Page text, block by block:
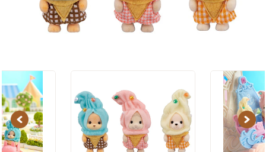
Previous Next